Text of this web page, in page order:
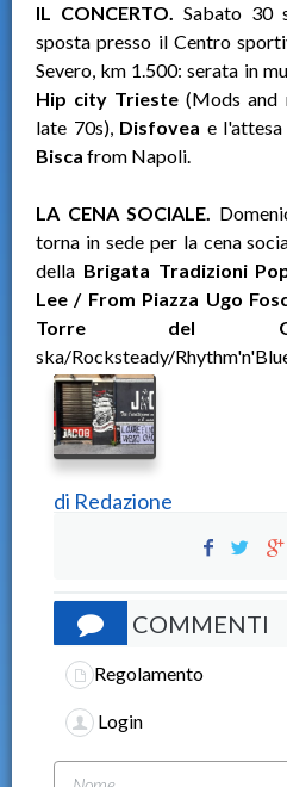
IL CONCERTO. Sabato 30
sposta presso il Centro
Severo, km 1.500: serata in
Hip city Trieste (Mods and
late 70s), Disfovea e
Bisca from Napoli.
LA CENA SOCIALE.
torna in sede per la cena
della Brigata Tradizioni
Lee / From Piazza Ugo
Torre del
ska/Rocksteady/
di Redazione
COMMENTI
Regolamento
Login